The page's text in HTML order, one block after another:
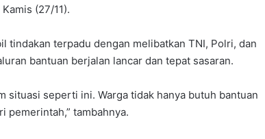
(27/11).
tindakan terpadu dengan melibatkan TNI, Polri, dan
bantuan berjalan lancar dan tepat sasaran.
situasi seperti ini. Warga tidak hanya butuh bantuan
pemerintah,” tambahnya.